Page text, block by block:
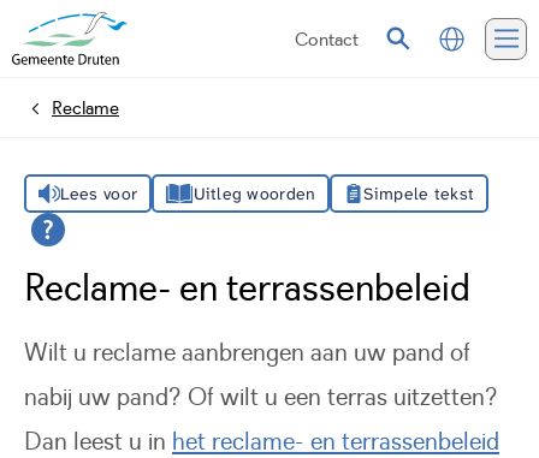
Contact
ZoekenVertalen
HomeReclame
Lees voor Uitleg woorden Simpele tekst
Reclame- en terrassenbeleid
Wilt u reclame aanbrengen aan uw pand of
nabij uw pand? Of wilt u een terras uitzetten?
Dan leest u in het reclame- en terrassenbeleid